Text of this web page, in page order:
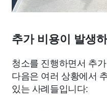
추가 비용이 발생
청소를 진행하면서 추
다음은 여러 상황에서
있는 사례들입니다: